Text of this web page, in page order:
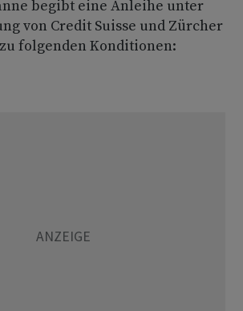
begibt eine Anleihe unter
von Credit Suisse und Zürcher
folgenden Konditionen: